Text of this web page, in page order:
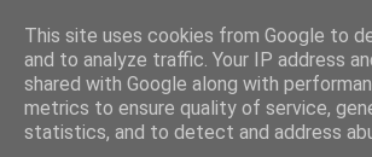
fiskedagbog.dk
Havørredfiskeri, tordenvejr og rav i (en
This site uses cookies from Google to
and to analyze traffic. Your IP address
shared with Google along with
metrics to ensure quality of service,
statistics, and to detect and address